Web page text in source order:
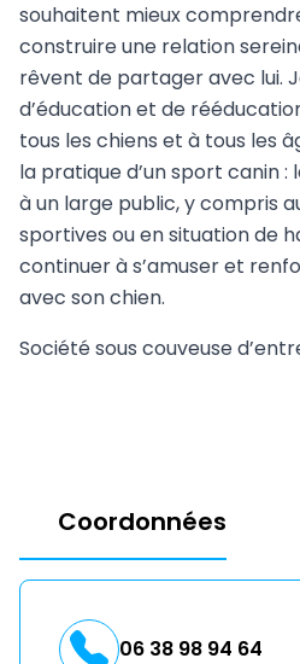
souhaitent mieux
construire une relation
rêvent de partager avec lui.
d’éducation et de
tous les chiens et à tous les
la pratique d’un sport canin
à un large public, y compris
sportives ou en situation de
continuer à s’amuser et
avec son chien.
Société sous couveuse
Coordonnées
06 38 98 94 64